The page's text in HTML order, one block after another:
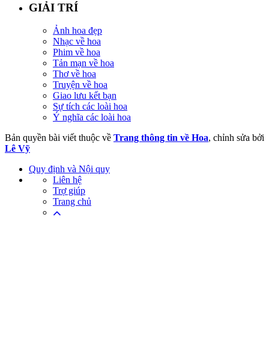
GIẢI TRÍ
Ảnh hoa đẹp
Nhạc về hoa
Phim về hoa
Tản mạn về hoa
Thơ về hoa
Truyện về hoa
Giao lưu kết bạn
Sự tích các loài hoa
Ý nghĩa các loài hoa
Bản quyền bài viết thuộc về Trang thông tin về Hoa, chỉnh sửa bởi
Lê Vỹ
Quy định và Nội quy
Liên hệ
Trợ giúp
Trang chủ